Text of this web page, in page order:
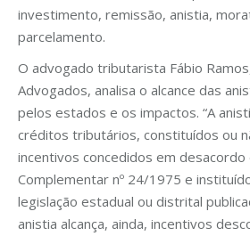
investimento, remissão, anistia,
parcelamento.
O advogado tributarista Fábio
Advogados, analisa o alcance das
pelos estados e os impactos. “A
créditos tributários, constituídos ou
incentivos concedidos em desacordo
Complementar nº 24/1975 e
legislação estadual ou distrital
anistia alcança, ainda, incentivos